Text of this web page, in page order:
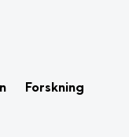
Forskning